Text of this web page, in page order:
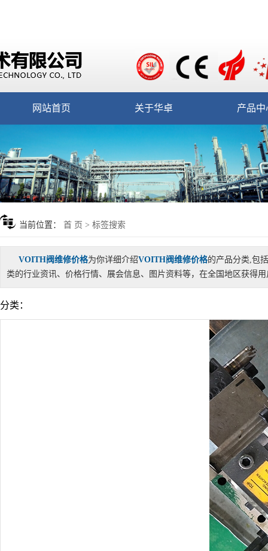
网站首页 关于华卓 产品中
当前位置： 首 页 > 标签搜索
VOITH阀维修价格为你详细介绍VOITH阀维修价格的产品分类,包括
类的行业资讯、价格行情、展会信息、图片资料等，在全国地区获得
分类：